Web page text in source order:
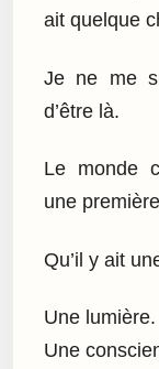
ait quelque
Je ne me
d’être là.
Le monde
une
Qu’il y ait
Une lumière.
Une